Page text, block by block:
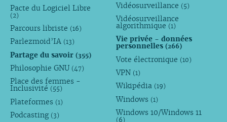
Pacte du Logiciel Libre
(2)
Parcours libriste (16)
Parlezmoid’IA (13)
Partage du savoir (355)
Philosophie GNU (47)
Place des femmes -
Inclusivité (55)
Plateformes (1)
Podcasting (3)
Vidéosurveillance (5)
Vidéosurveillance
algorithmique (1)
Vie privée - données
personnelles(266)
Vote électronique (10)
VPN (1)
Wikipédia (19)
Windows (1)
Windows 10/Windows 11
(6)